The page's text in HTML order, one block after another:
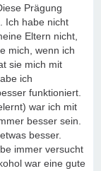
Prägung
Ich habe nicht
Eltern nicht,
mich, wenn ich
sie mich mit
ich
funktioniert.
war ich mit
besser sein.
besser.
immer versucht
war eine gute